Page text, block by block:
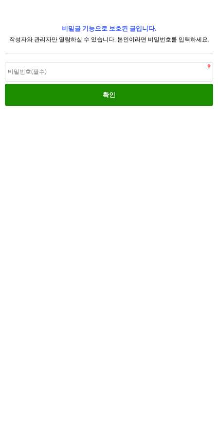
비밀글 기능으로 보호된 글입니다.
작성자와 관리자만 열람하실 수 있습니다. 본인이라면 비밀번호를 입력하세요.